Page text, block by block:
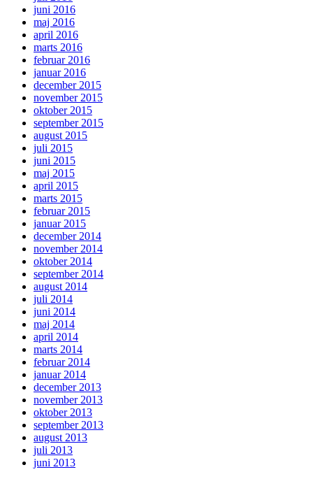
juni 2016
maj 2016
april 2016
marts 2016
februar 2016
januar 2016
december 2015
november 2015
oktober 2015
september 2015
august 2015
juli 2015
juni 2015
maj 2015
april 2015
marts 2015
februar 2015
januar 2015
december 2014
november 2014
oktober 2014
september 2014
august 2014
juli 2014
juni 2014
maj 2014
april 2014
marts 2014
februar 2014
januar 2014
december 2013
november 2013
oktober 2013
september 2013
august 2013
juli 2013
juni 2013